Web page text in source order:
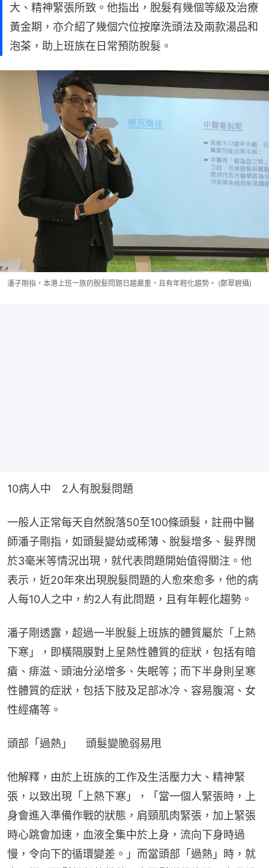
大、精神緊張所致。他指出，脫髮有幾個等級及治療
黃金期，亦介紹了幾個穴位按摩洗頭法及兩款湯品和
泡茶，助上班族在日常預防脫髮。
潘子剛指，本港上班一族的脫髮問題日趨嚴重，且有年輕化趨勢。 (鄭翠碧攝)
10病人中　2人有脫髮問題
一般人正常每天自然脫落50至100條頭髮，註冊中醫
師潘子剛指，如頭髮變幼或稀薄、脫髮增多、髮界闊
於3毫米等情況出現，就代表問題開始值得關注。他
表示，近20年來出現脫髮問題的人愈來愈多，他的病
人每10人之中，約2人有此問題，且有年輕化趨勢。
潘子剛透露，超過一半脫髮上班族的體質屬於「上熱
下寒」，即橫隔膜對上呈熱性體質的症狀，包括有暗
瘡、痱滋、頭油分泌增多、失眠等；而下半身則呈寒
性體質的症狀，包括下肢及足部冰冷、容易腹瀉、女
性經痛等。
頭部「過熱」　 頭髮變脆弱易甩
他解釋，由於上班族的工作及生活壓力大、精神緊
張，以致出現「上熱下寒」，「當一個人緊張時，上
身會進入準備作戰的狀態，肩頸肌肉緊張，加上緊張
時心跳會加速，血液全集中於上身，流向下身時過
慢，令向下的循環變差。」而當頭部「過熱」時，就